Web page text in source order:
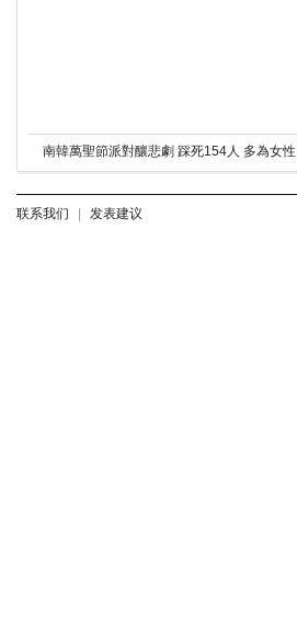
南韓萬聖節派對釀悲劇 踩死154人 多為女性
联系我们 发表建议